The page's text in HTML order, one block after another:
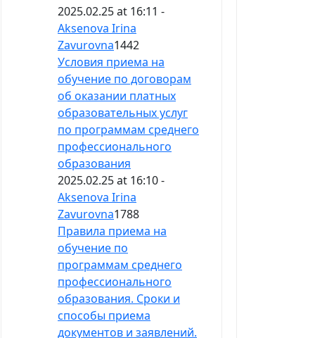
2025.02.25 at 16:11 -
Aksenova Irina
Zavurovna1442
Условия приема на
обучение по договорам
об оказании платных
образовательных услуг
по программам среднего
профессионального
образования
2025.02.25 at 16:10 -
Aksenova Irina
Zavurovna1788
Правила приема на
обучение по
программам среднего
профессионального
образования. Сроки и
способы приема
документов и заявлений.